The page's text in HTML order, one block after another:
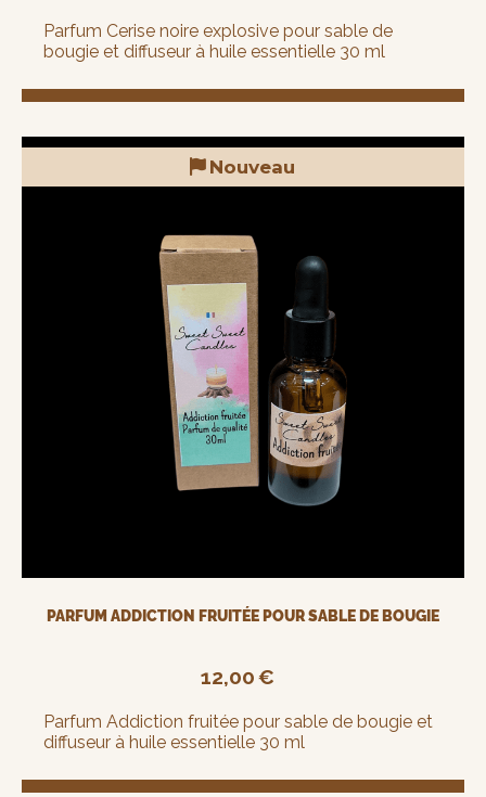
Parfum Cerise noire explosive pour sable de
bougie et diffuseur à huile essentielle 30 ml
Nouveau
PARFUM ADDICTION FRUITÉE POUR SABLE DE BOUGIE
12,00€
Parfum Addiction fruitée pour sable de bougie et
diffuseur à huile essentielle 30 ml